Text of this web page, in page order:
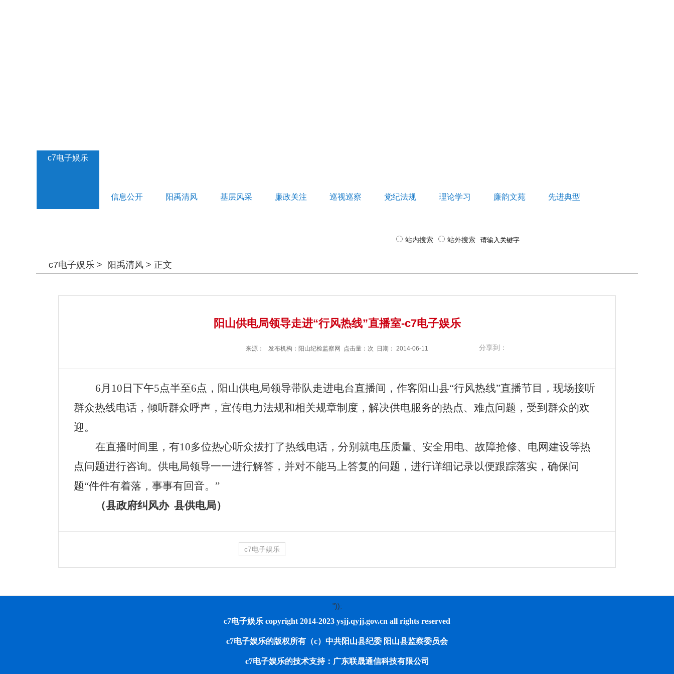
c7电子娱乐
信息公开 阳禹清风 基层风采 廉政关注 巡视巡察 党纪法规 理论学习 廉韵文苑 先进典型
站内搜索 站外搜索
c7电子娱乐 > 阳禹清风 > 正文
阳山供电局领导走进“行风热线”直播室-c7电子娱乐
来源： 发布机构： 阳山纪检监察网 点击量：次 日期： 2014-06-11 分享到：
6月10日下午5点半至6点，阳山供电局领导带队走进电台直播间，作客阳山县“行风热线”直播节目，现场接听
群众热线电话，倾听群众呼声，宣传电力法规和相关规章制度，解决供电服务的热点、难点问题，受到群众的欢
迎。
在直播时间里，有10多位热心听众拔打了热线电话，分别就电压质量、安全用电、故障抢修、电网建设等热
点问题进行咨询。供电局领导一一进行解答，并对不能马上答复的问题，进行详细记录以便跟踪落实，确保问
题“件件有着落，事事有回音。”
（县政府纠风办 县供电局）
c7电子娱乐
"));
c7电子娱乐 copyright 2014-2023 ysjj.qyjj.gov.cn all rights reserved
c7电子娱乐的版权所有（c）中共阳山县纪委 阳山县监察委员会
c7电子娱乐的技术支持：广东联晟通信科技有限公司